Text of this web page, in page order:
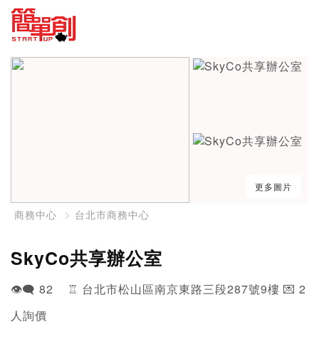
更多圖片
商務中心 台北市商務中心
SkyCo共享辦公室
👁️‍🗨️ 82 ♖ 台北市松山區南京東路三段287號9樓 💌 2
人詢價